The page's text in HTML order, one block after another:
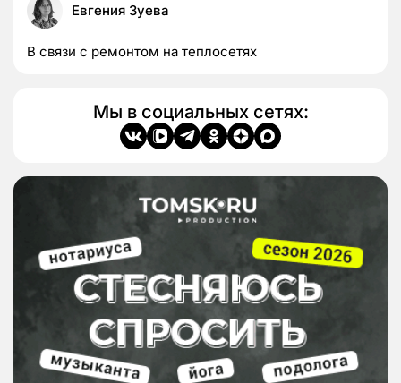
Евгения Зуева
В связи с ремонтом на теплосетях
Мы в социальных сетях: